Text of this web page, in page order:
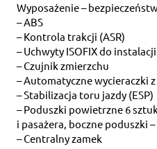
Wyposażenie –
– ABS
– Kontrola trakcji (ASR)
– Uchwyty ISOFIX do
– Czujnik zmierzchu
– Automatyczne wycieraczki
– Stabilizacja toru jazdy (ESP)
– Poduszki powietrzne 6
i pasażera, boczne poduszki
– Centralny zamek